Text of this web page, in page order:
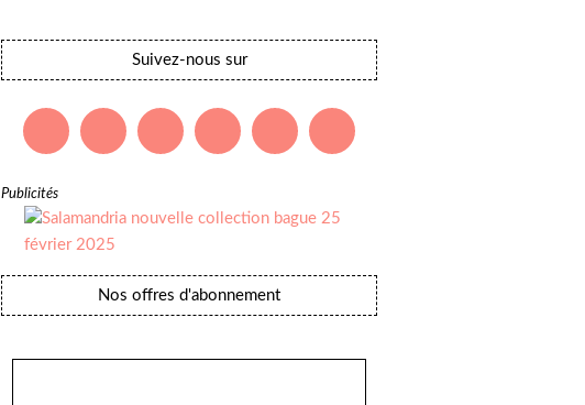
Suivez-nous sur
Publicités
Nos offres d'abonnement